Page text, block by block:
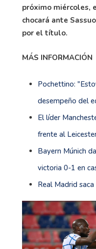
próximo miércoles,
chocará ante
por el título.
MÁS INFORMACIÓN
Pochettino:
desempeño del
El líder
frente al
Bayern Múnich
victoria 0-1 en
Real Madrid